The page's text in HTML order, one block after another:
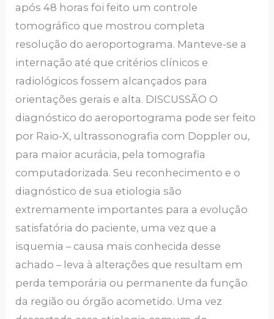
após 48 horas foi feito um controle
tomográfico que mostrou completa
resolução do aeroportograma. Manteve-se a
internação até que critérios clínicos e
radiológicos fossem alcançados para
orientações gerais e alta. DISCUSSÃO O
diagnóstico do aeroportograma pode ser feito
por Raio-X, ultrassonografia com Doppler ou,
para maior acurácia, pela tomografia
computadorizada. Seu reconhecimento e o
diagnóstico de sua etiologia são
extremamente importantes para a evolução
satisfatória do paciente, uma vez que a
isquemia – causa mais conhecida desse
achado – leva à alterações que resultam em
perda temporária ou permanente da função
da região ou órgão acometido. Uma vez